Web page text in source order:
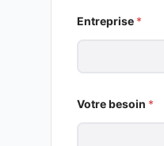
Entreprise *
Votre besoin *